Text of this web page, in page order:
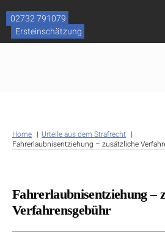
content
02732 791079
Ersteinschätzung
Home
Urteile aus dem Strafrecht
Fahrerlaubnisentziehung – zusätzliche
Fahrerlaubnisentziehung –
Verfahrensgebühr